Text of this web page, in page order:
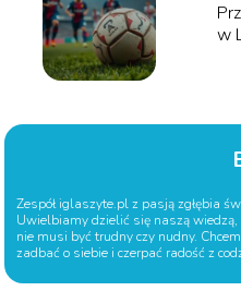
w
Zespół iglaszyte.pl z pasją zgłębia
Uwielbiamy dzielić się naszą
nie musi być trudny czy nudny.
zadbać o siebie i czerpać radość z